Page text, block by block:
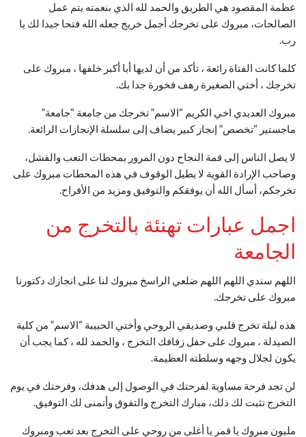
عظمة المقصود هي الطريق والحمد لله الذي بنعمته يتم عمل
الصالحات، مبروك على تخرجك أجمل خريج جعله الله فتحا جيدا لك يا
رب.
كلما كانت الفتاة رائعة ، تأكد من أن لديها أبا أكبر خلفها ، مبروك على
تخرجك ، أختي الصغيرة رهف فخورة جدا بك.
مبروك العديدي اخي الكريم “الاسم” تخرجك من جامعة “جامعة”
ماجستير “تخصص” إنجاز كبير يضاف إلى سلسلة الإنجازات الرائعة.
لا يصل الناس إلى قمة النجاح دون المرور بمحطات التعب والفشل،
وصاحب الإرادة القوية لا يطيل الوقوف في هذه المحطات مبروك على
تخرجكم، أسأل الله أن يوفقكم والتوفيق ومزيد من الأفراح.
اجمل عبارات تهنئة بالتخرج من
الجامعة
اللهم سندي اللهم اللهم ضلعي الراسخ مبروك لنا على انجازك دكتورنا
مبروك على تخرجك.
هذه ليلة تخرج قلبي وصديقي الروحي وأختي الحبيبة “الاسم” من كلية
الصيدلة ، مبروك على حفل زفافك التخرج ، والحمد لله ، كما يجب أن
يكون لجلال وجهه وسلطته العظيمة.
لن تجد فرحة مساوية لفرحتك في الوصول إلى هدفك، وفرحتك في يوم
التخرج تثبت لك ذلك، مبارك التخرج والتفوق وأتمنى لك التوفيق.
مليون مبروك يا قمر يا أغلى من روحي على التخرج بعد تعب ومبروك